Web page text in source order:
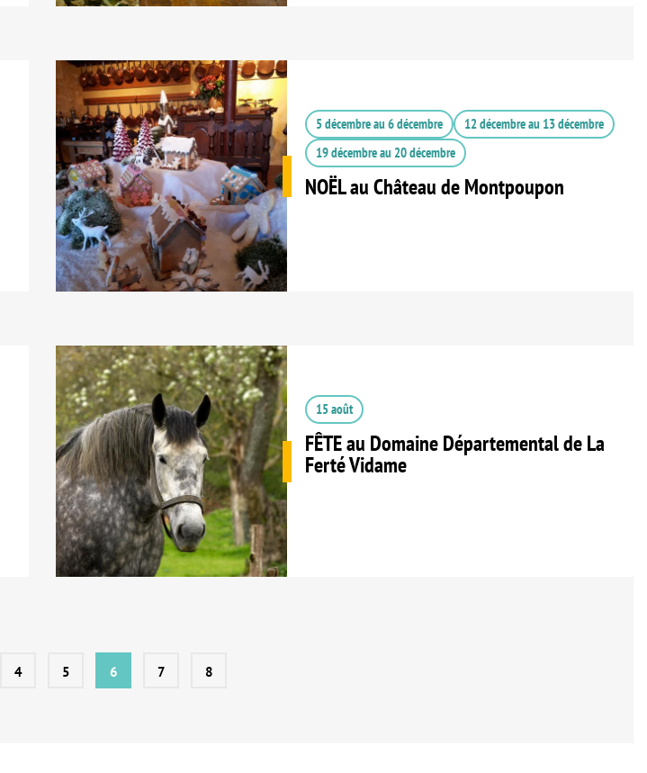
5 décembreau6 décembre 12 décembreau 13 décembre
19 décembreau 20 décembre
NOËL au Château de Montpoupon
15 août
FÊTE au Domaine Départemental de La
Ferté Vidame
4 5 6 7 8